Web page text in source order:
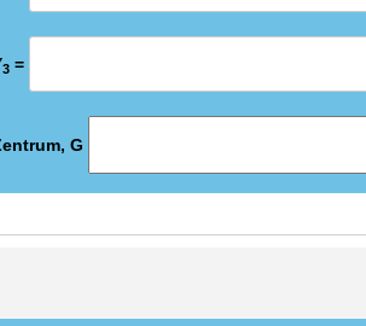
3 =
G